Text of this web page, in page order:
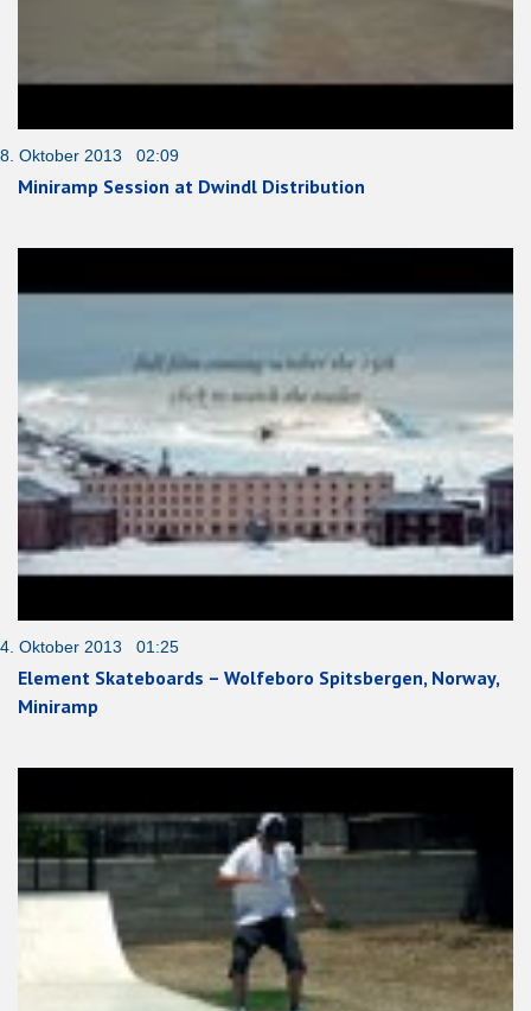
8. Oktober 2013 02:09
Miniramp Session at Dwindl Distribution
4. Oktober 2013 01:25
Element Skateboards – Wolfeboro Spitsbergen, Norway,
Miniramp